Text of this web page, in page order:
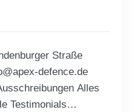
Straße
defence.de
Alles
Testimonials